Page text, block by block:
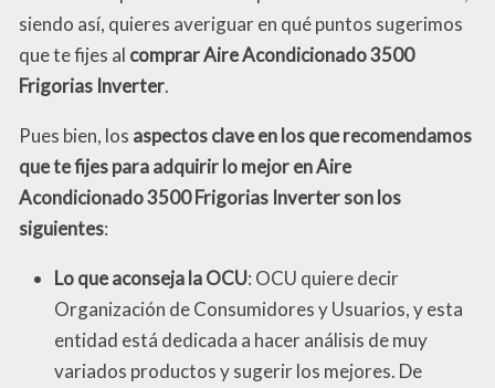
siendo así, quieres averiguar en qué puntos sugerimos
que te fijes al comprar Aire Acondicionado 3500
Frigorias Inverter.
Pues bien, los aspectos clave en los que recomendamos
que te fijes para adquirir lo mejor en Aire
Acondicionado 3500 Frigorias Inverter son los
siguientes:
Lo que aconseja la OCU: OCU quiere decir
Organización de Consumidores y Usuarios, y esta
entidad está dedicada a hacer análisis de muy
variados productos y sugerir los mejores. De